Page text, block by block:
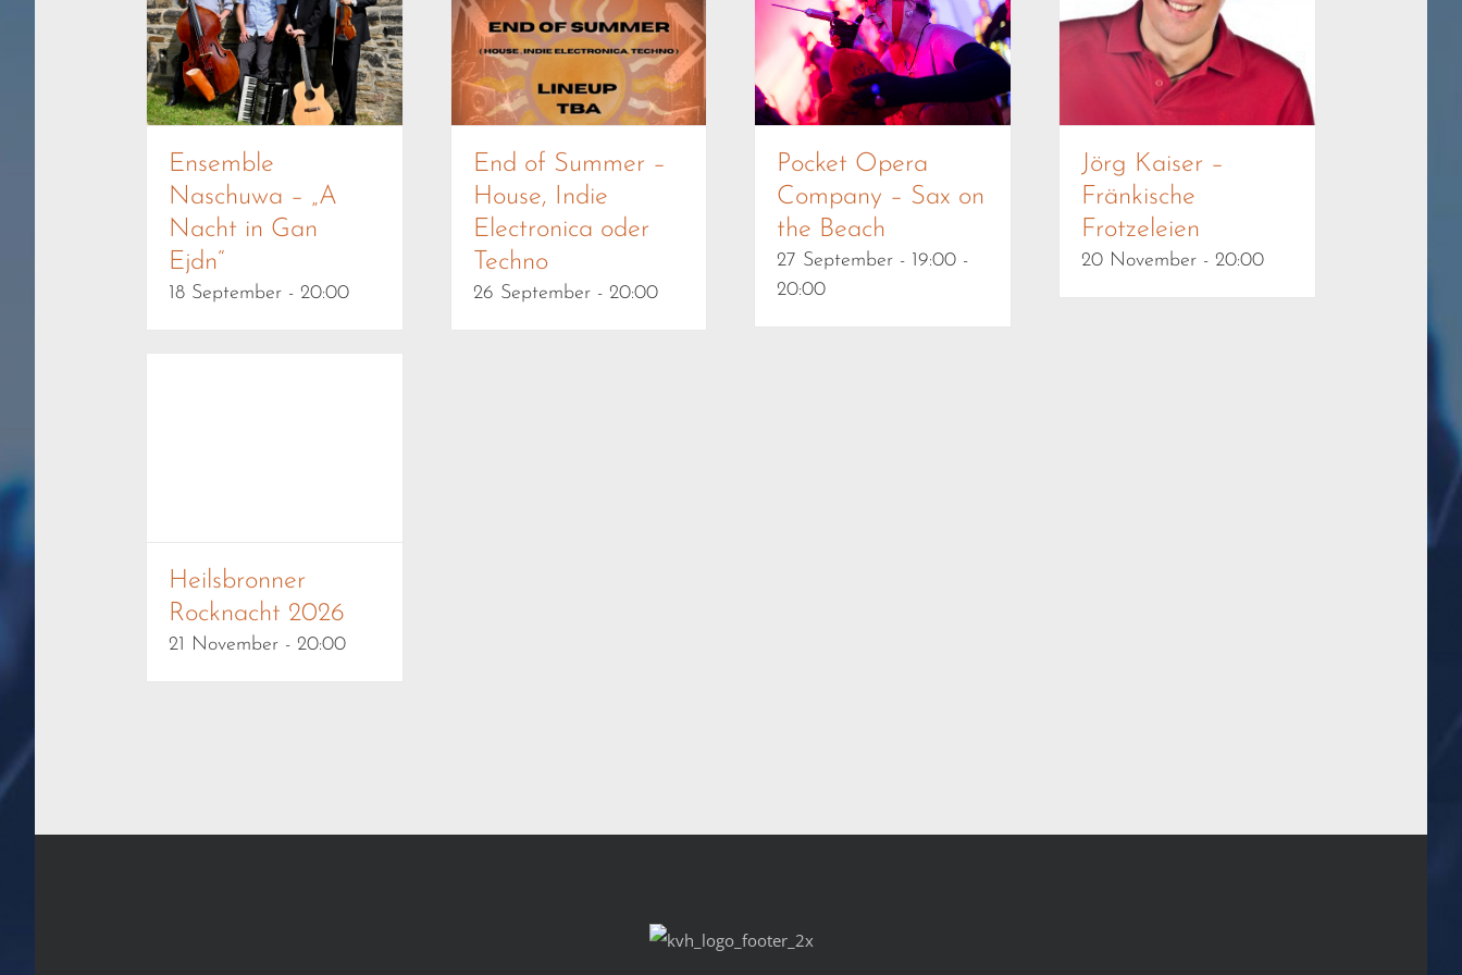
Ensemble
Naschuwa – „A
Nacht in Gan
Ejdn“
18 September - 20:00
End of Summer –
House, Indie
Electronica oder
Techno
26 September - 20:00
Pocket Opera
Company – Sax on
the Beach
27 September - 19:00 -
20:00
Jörg Kaiser –
Fränkische
Frotzeleien
20 November - 20:00
Heilsbronner
Rocknacht 2026
21 November - 20:00